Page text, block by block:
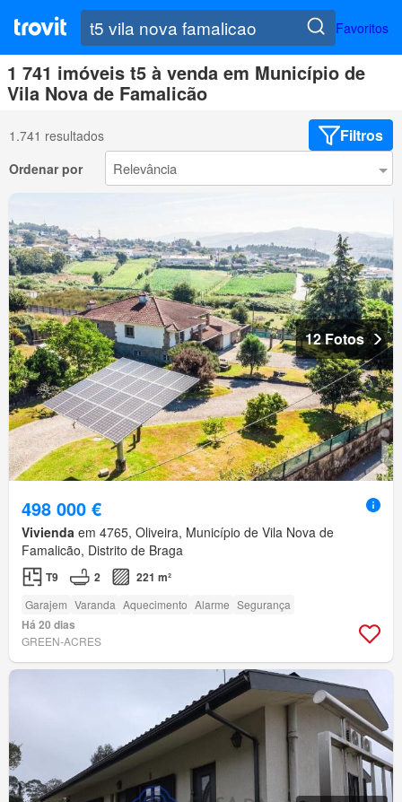
Favoritos
1 741 imóveis t5 à venda em Município de
Vila Nova de Famalicão
1.741 resultados Filtros
Ordenar por
12 Fotos
498 000 €
Vivienda em 4765, Oliveira, Município de Vila Nova de
Famalicão, Distrito de Braga
T9 2 221 m²
Garajem Varanda Aquecimento Alarme Segurança
Há 20 dias
GREEN-ACRES